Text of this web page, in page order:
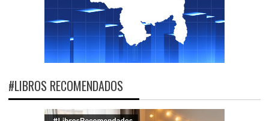
#LIBROS RECOMENDADOS